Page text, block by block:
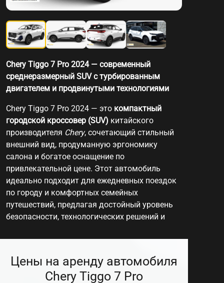
Chery Tiggo 7 Pro 2024 — современный
среднеразмерный SUV с турбированным
двигателем и продвинутыми технологиями
Chery Tiggo 7 Pro 2024 — это компактный
городской кроссовер (SUV) китайского
производителя Chery, сочетающий стильный
внешний вид, продуманную эргономику
салона и богатое оснащение по
привлекательной цене. Этот автомобиль
идеально подходит для ежедневных поездок
по городу и комфортных семейных
путешествий, предлагая достойный уровень
безопасности, технологических решений и
Двигатель: 1.6‑литровый турбированный
бензиновый мотор, мощность около
Цены на аренду автомобиля
Chery Tiggo 7 Pro